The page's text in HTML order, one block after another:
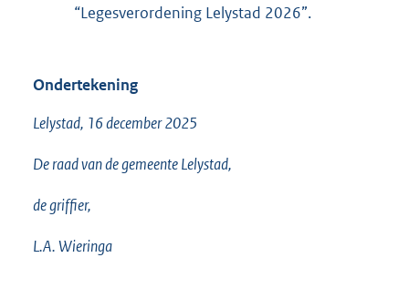
“Legesverordening Lelystad 2026”.
Ondertekening
Lelystad, 16 december 2025
De raad van de gemeente Lelystad,
de griffier,
L.A. Wieringa